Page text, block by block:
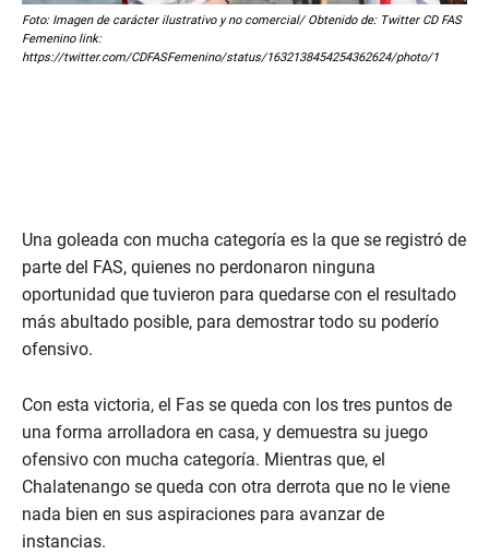
Foto: Imagen de carácter ilustrativo y no comercial/ Obtenido de: Twitter CD FAS
Femenino link:
https://twitter.com/CDFASFemenino/status/1632138454254362624/photo/1
Una goleada con mucha categoría es la que se registró de
parte del FAS, quienes no perdonaron ninguna
oportunidad que tuvieron para quedarse con el resultado
más abultado posible, para demostrar todo su poderío
ofensivo.
Con esta victoria, el Fas se queda con los tres puntos de
una forma arrolladora en casa, y demuestra su juego
ofensivo con mucha categoría. Mientras que, el
Chalatenango se queda con otra derrota que no le viene
nada bien en sus aspiraciones para avanzar de
instancias.